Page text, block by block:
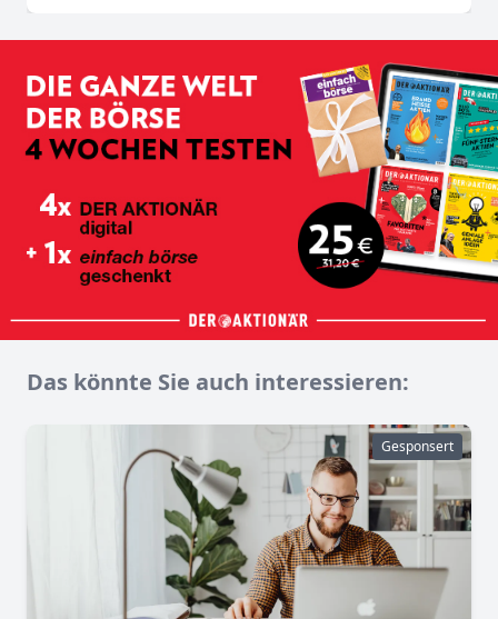
Das könnte Sie auch interessieren:
Gesponsert